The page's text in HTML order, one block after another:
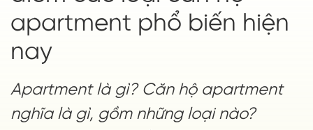
apartment phổ biến hiện
nay
Apartment là gì? Căn hộ apartment
nghĩa là gì, gồm những loại nào?